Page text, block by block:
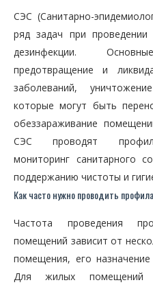
СЭС (Санитарно-
ряд задач при проведении
дезинфекции.
предотвращение и
заболеваний,
которые могут быть
обеззараживание
СЭС проводят
мониторинг санитарного
поддержанию чистоты и
Как часто нужно проводить
Частота проведения
помещений зависит от
помещения, его
Для жилых помещений